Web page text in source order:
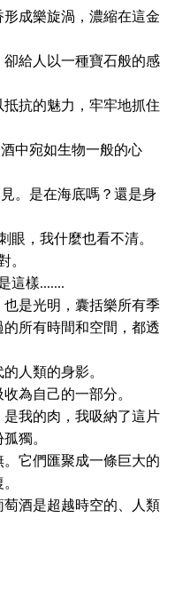
成樂旋渦，濃縮在這金
給人以一種寶石般的感
抗的魅力，牢牢地抓住
宛如生物一般的心
是在海底嗎？還是身
眼，我什麼也看不清。
這樣.......
是光明，囊括樂所有季
所有時間和空間，都透
人類的身影。
為自己的一部分。
我的肉，我吸納了這片
獨。
它們匯聚成一條巨大的
酒是超越時空的、人類